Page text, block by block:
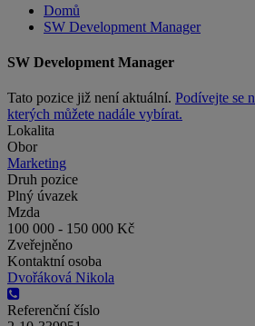
Domů
SW Development Manager
SW Development Manager
Tato pozice již není aktuální. Podívejte se
kterých můžete nadále vybírat.
Lokalita
Obor
Marketing
Druh pozice
Plný úvazek
Mzda
100 000 - 150 000 Kč
Zveřejněno
Kontaktní osoba
Dvořáková Nikola
Referenční číslo